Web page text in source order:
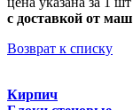
с доставкой от
Возврат к списку
Кирпич